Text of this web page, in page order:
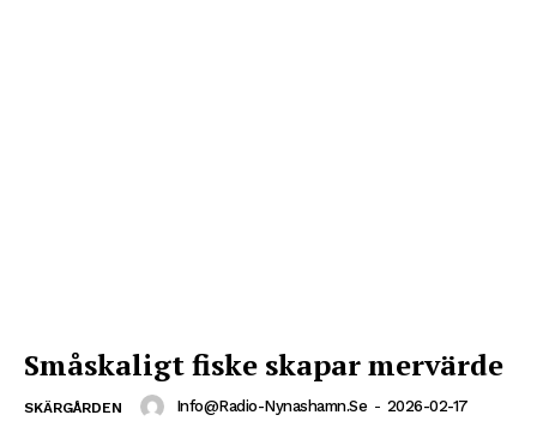
Småskaligt fiske skapar mervärde
SKÄRGÅRDEN Info@radio-Nynashamn.se - 2026-02-17